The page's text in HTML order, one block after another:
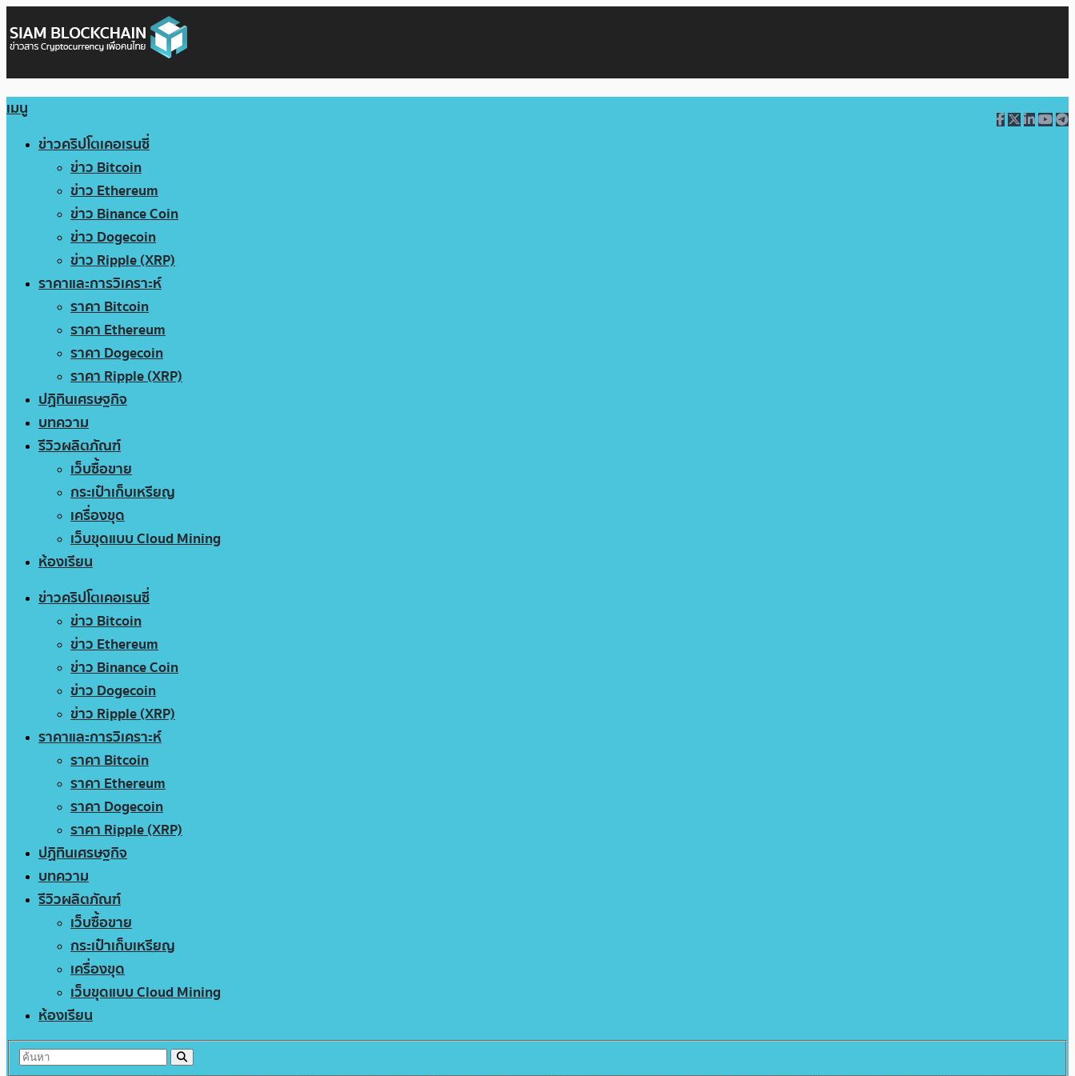
เมนู
ข่าวคริปโตเคอเรนซี่
ข่าว Bitcoin
ข่าว Ethereum
ข่าว Binance Coin
ข่าว Dogecoin
ข่าว Ripple (XRP)
ราคาและการวิเคราะห์
ราคา Bitcoin
ราคา Ethereum
ราคา Dogecoin
ราคา Ripple (XRP)
ปฏิทินเศรษฐกิจ
บทความ
รีวิวผลิตภัณฑ์
เว็บซื้อขาย
กระเป๋าเก็บเหรียญ
เครื่องขุด
เว็บขุดแบบ Cloud Mining
ห้องเรียน
ข่าวคริปโตเคอเรนซี่
ข่าว Bitcoin
ข่าว Ethereum
ข่าว Binance Coin
ข่าว Dogecoin
ข่าว Ripple (XRP)
ราคาและการวิเคราะห์
ราคา Bitcoin
ราคา Ethereum
ราคา Dogecoin
ราคา Ripple (XRP)
ปฏิทินเศรษฐกิจ
บทความ
รีวิวผลิตภัณฑ์
เว็บซื้อขาย
กระเป๋าเก็บเหรียญ
เครื่องขุด
เว็บขุดแบบ Cloud Mining
ห้องเรียน